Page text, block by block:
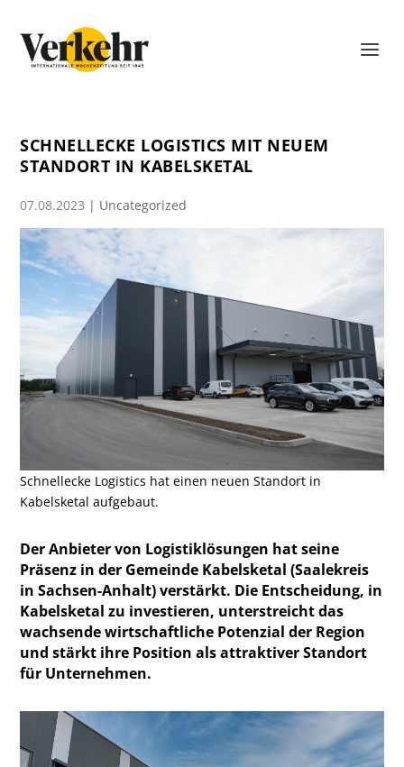
SCHNELLECKE LOGISTICS MIT NEUEM
STANDORT IN KABELSKETAL
07.08.2023 | Uncategorized
Schnellecke Logistics hat einen neuen Standort in
Kabelsketal aufgebaut.
Der Anbieter von Logistiklösungen hat seine
Präsenz in der Gemeinde Kabelsketal (Saalekreis
in Sachsen-Anhalt) verstärkt. Die Entscheidung, in
Kabelsketal zu investieren, unterstreicht das
wachsende wirtschaftliche Potenzial der Region
und stärkt ihre Position als attraktiver Standort
für Unternehmen.